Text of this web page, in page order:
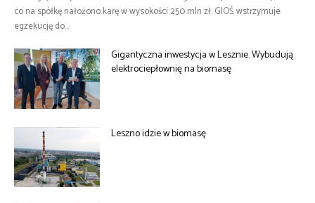
co na spółkę nałożono karę w wysokości 250 mln zł. GIOŚ wstrzymuje
egzekucję do...
Gigantyczna inwestycja w Lesznie. Wybudują
elektrociepłownię na biomasę
Leszno idzie w biomasę